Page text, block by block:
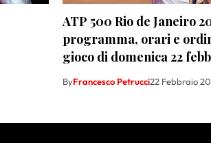
ATP 500 Rio de Janeiro
programma, orari e
gioco di domenica 22
ByFrancesco Petrucci22 Febbraio